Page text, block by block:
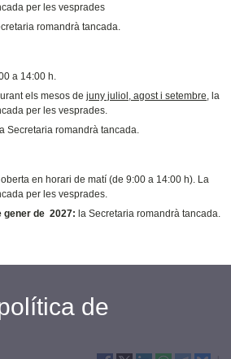
per les vesprades
romandrà tancada.
a 14:00 h.
els mesos dejuny juliol, agost i setembre, la
per les vesprades.
la Secretaria romandrà tancada.
oberta en horari de matí (de 9:00 a 14:00 h). La
per les vesprades.
gener de 2027: la Secretaria romandrà tancada.
de